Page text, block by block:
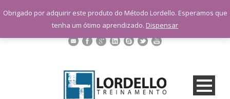
sac@lordellotreinamento.com.br
+55 11 9 1398-3091
Obrigado por adquirir este produto do Método Lordello. Esperamos que
tenha um ótimo aprendizado. Dispensar